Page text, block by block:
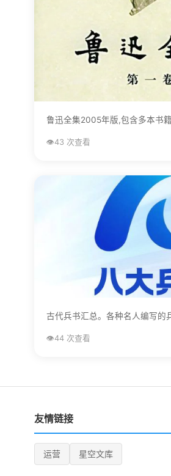
鲁迅全集2005年版,包含多本书
👁️43 次查看
古代兵书汇总。各种名人编写的
👁️44 次查看
友情链接
运营 星空文库